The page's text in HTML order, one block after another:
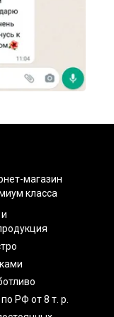
магазин
класса
РФ от 8 т. р.